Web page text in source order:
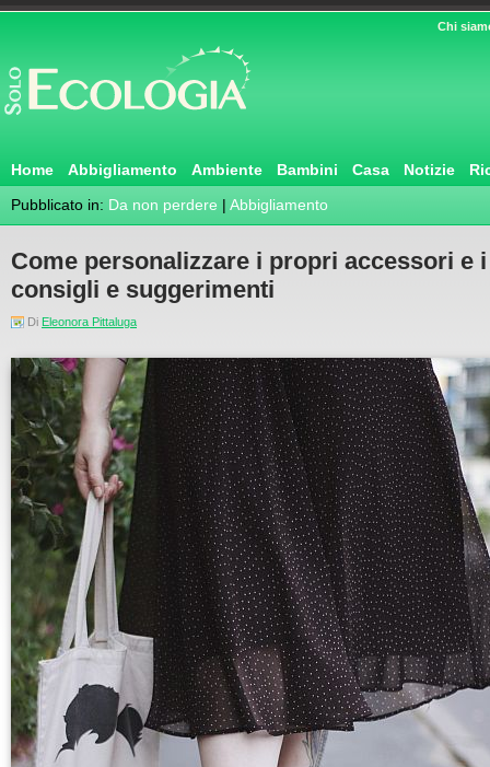
Chi
Home Abbigliamento Ambiente Bambini Casa Notizie
Pubblicato in: Da non perdere | Abbigliamento
Come personalizzare i propri accessori e
consigli e suggerimenti
Di Eleonora Pittaluga